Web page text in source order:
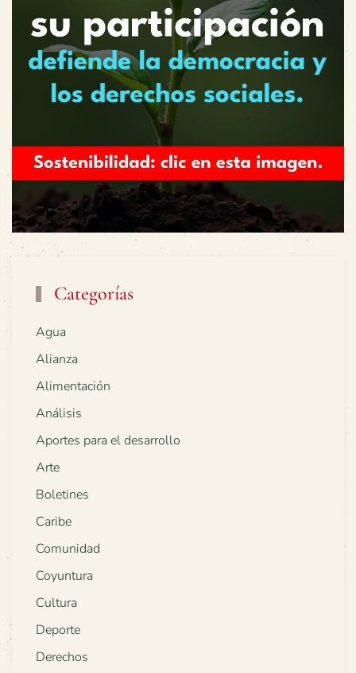
Categorías
Agua
Alianza
Alimentación
Análisis
Aportes para el desarrollo
Arte
Boletines
Caribe
Comunidad
Coyuntura
Cultura
Deporte
Derechos